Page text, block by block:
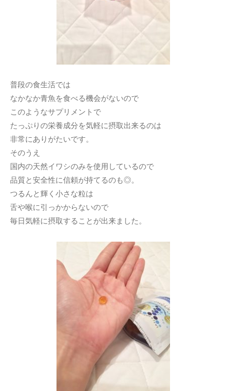
普段の食生活では
なかなか青魚を食べる機会がないので
このようなサプリメントで
たっぷりの栄養成分を気軽に摂取出来るのは
非常にありがたいです。
そのうえ
国内の天然イワシのみを使用しているので
品質と安全性に信頼が持てるのも◎。
つるんと輝く小さな粒は
舌や喉に引っかからないので
毎日気軽に摂取することが出来ました。